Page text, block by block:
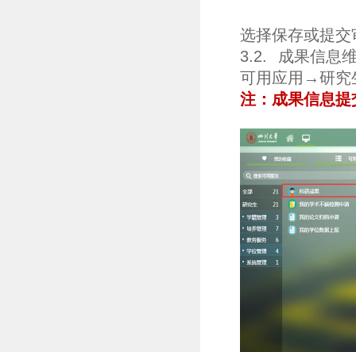
选择保存或提
3.2.
成果信息
可用应用→研究
注：成果信息